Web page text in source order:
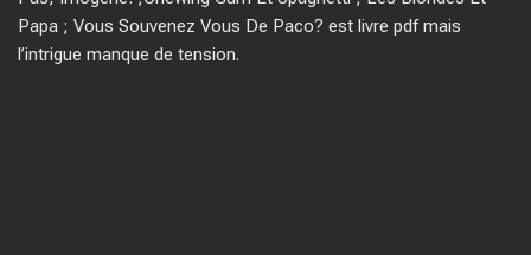
Papa ; Vous Souvenez Vous De Paco? est livre pdf mais
l’intrigue manque de tension.